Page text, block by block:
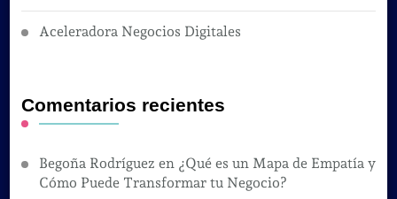
Aceleradora Negocios Digitales
Comentarios recientes
Begoña Rodríguez en ¿Qué es un Mapa de Empatía y
Cómo Puede Transformar tu Negocio?